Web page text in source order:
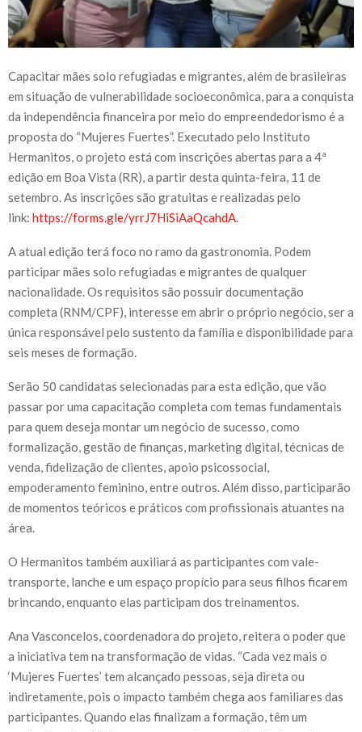
Capacitar mães solo refugiadas e migrantes, além de brasileiras
em situação de vulnerabilidade socioeconômica, para a conquista
da independência financeira por meio do empreendedorismo é a
proposta do “Mujeres Fuertes”. Executado pelo Instituto
Hermanitos, o projeto está com inscrições abertas para a 4ª
edição em Boa Vista (RR), a partir desta quinta-feira, 11 de
setembro. As inscrições são gratuitas e realizadas pelo
link: https://forms.gle/yrrJ7HiSiAaQcahdA.
A atual edição terá foco no ramo da gastronomia. Podem
participar mães solo refugiadas e migrantes de qualquer
nacionalidade. Os requisitos são possuir documentação
completa (RNM/CPF), interesse em abrir o próprio negócio, ser a
única responsável pelo sustento da família e disponibilidade para
seis meses de formação.
Serão 50 candidatas selecionadas para esta edição, que vão
passar por uma capacitação completa com temas fundamentais
para quem deseja montar um negócio de sucesso, como
formalização, gestão de finanças, marketing digital, técnicas de
venda, fidelização de clientes, apoio psicossocial,
empoderamento feminino, entre outros. Além disso, participarão
de momentos teóricos e práticos com profissionais atuantes na
área.
O Hermanitos também auxiliará as participantes com vale-
transporte, lanche e um espaço propício para seus filhos ficarem
brincando, enquanto elas participam dos treinamentos.
Ana Vasconcelos, coordenadora do projeto, reitera o poder que
a iniciativa tem na transformação de vidas. “Cada vez mais o
‘Mujeres Fuertes’ tem alcançado pessoas, seja direta ou
indiretamente, pois o impacto também chega aos familiares das
participantes. Quando elas finalizam a formação, têm um